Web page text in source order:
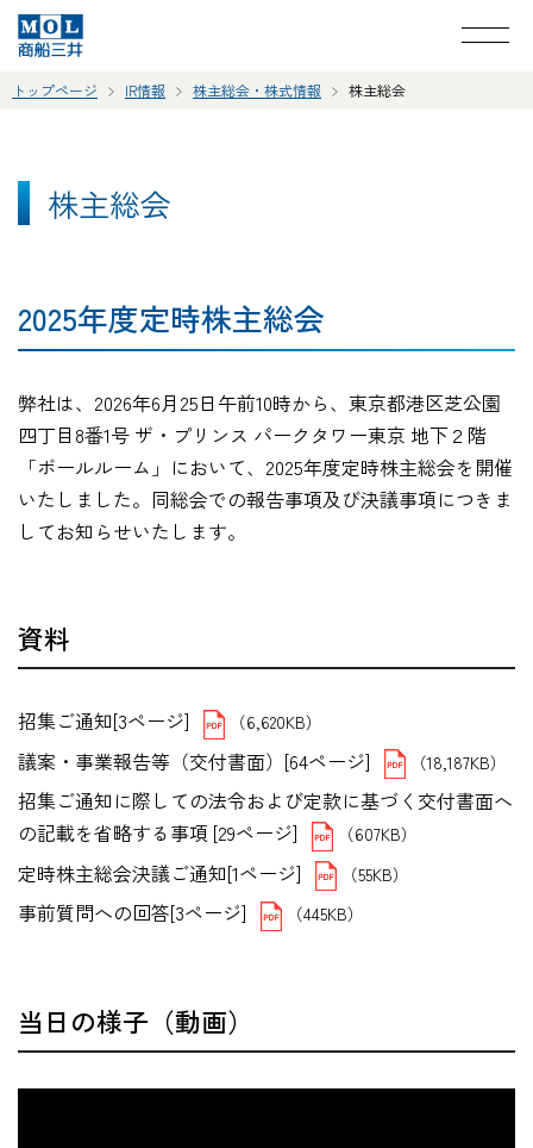
トップページ IR情報 株主総会・株式情報 株主総会
株主総会
2025年度定時株主総会
弊社は、2026年6月25日午前10時から、東京都港区芝公園
四丁目8番1号 ザ・プリンス パークタワー東京 地下２階
「ボールルーム」において、2025年度定時株主総会を開催
いたしました。同総会での報告事項及び決議事項につきま
してお知らせいたします。
資料
招集ご通知[3ページ] （6,620KB）
議案・事業報告等（交付書面）[64ページ] （18,187KB）
招集ご通知に際しての法令および定款に基づく交付書面へ
の記載を省略する事項 [29ページ]
（607KB）
定時株主総会決議ご通知[1ページ] （55KB）
事前質問への回答[3ページ] （445KB）
当日の様子（動画）